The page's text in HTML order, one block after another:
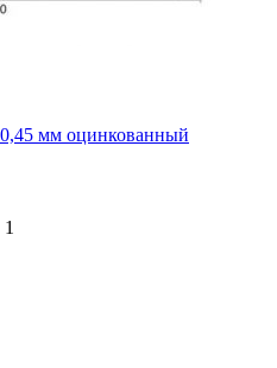
мм оцинкованный
1